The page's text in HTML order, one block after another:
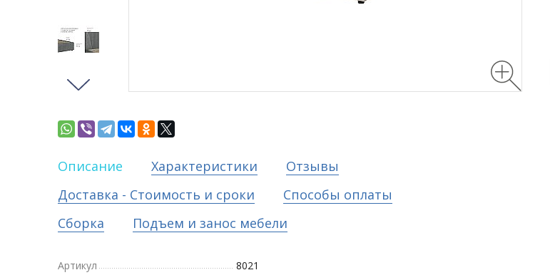
Описание Характеристики
Отзывы
Доставка - Стоимость и сроки
Способы оплаты
Сборка
Подъем и занос мебели
Артикул
8021